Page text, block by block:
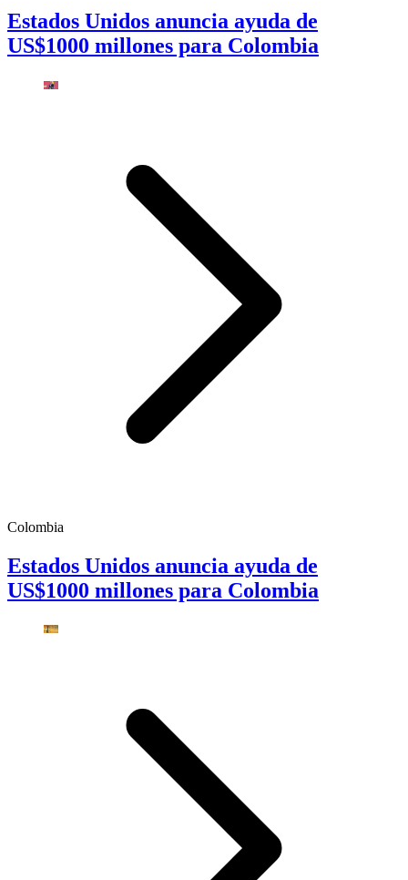
Estados Unidos anuncia ayuda de
US$1000 millones para Colombia
Colombia
Estados Unidos anuncia ayuda de
US$1000 millones para Colombia